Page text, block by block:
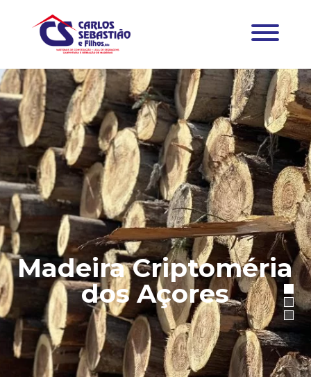
Madeira Criptoméria
dos Açores